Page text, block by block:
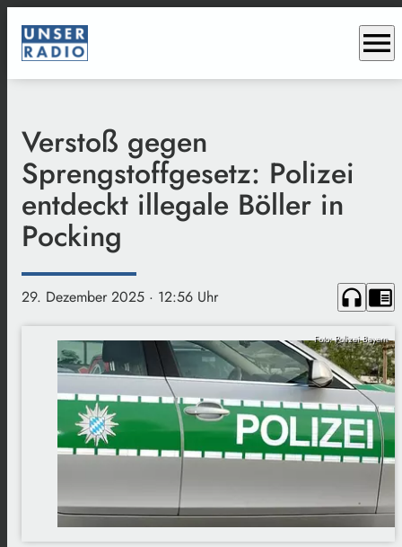
menu
Verstoß gegen
Sprengstoffgesetz: Polizei
entdeckt illegale Böller in
Pocking
29. Dezember 2025 · 12:56 Uhr headphones chrome_reader_mode
Foto: Polizei Bayern